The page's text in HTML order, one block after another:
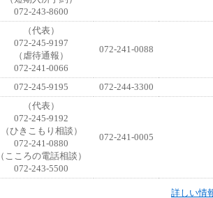
072-243-8600
（代表）
072-245-9197
（虐待通報）
072-241-0066
072-241-0088
072-245-9195 072-244-3300
（代表）
072-245-9192
（ひきこもり相談）
072-241-0880
（こころの電話相談）
072-243-5500
072-241-0005
詳しい情